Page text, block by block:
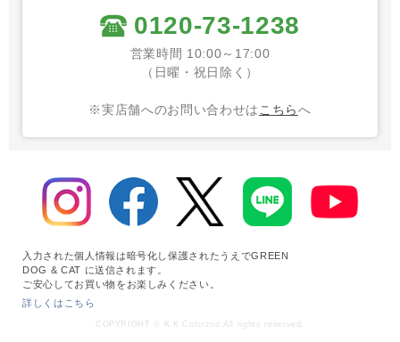
0120-73-1238
営業時間 10:00～17:00
（日曜・祝日除く）
※実店舗へのお問い合わせは こちらへ
入力された個人情報は暗号化し保護されたうえでGREEN
DOG & CAT に送信されます。
ご安心してお買い物をお楽しみください。
詳しくはこちら
COPYRIGHT © K.K Colorzoo All rights reserved.